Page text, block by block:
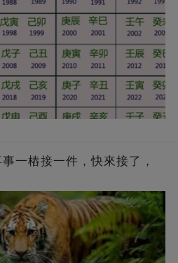
一樁接一件，快來接了，